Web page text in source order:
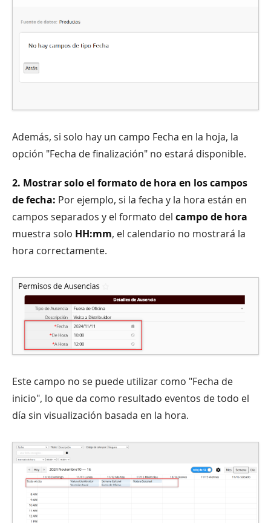
Además, si solo hay un campo Fecha en la hoja, la
opción "Fecha de finalización" no estará disponible.
2. Mostrar solo el formato de hora en los campos
de fecha: Por ejemplo, si la fecha y la hora están en
campos separados y el formato del campo de hora
muestra solo HH:mm, el calendario no mostrará la
hora correctamente.
Este campo no se puede utilizar como "Fecha de
inicio", lo que da como resultado eventos de todo el
día sin visualización basada en la hora.